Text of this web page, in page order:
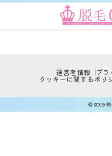
運営者情報 プラ
クッキーに関するポリ
© 2019